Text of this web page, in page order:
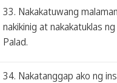
33. Nakakatuwang
nakikinig at nakakatuklas
Palad.
34. Nakatanggap ako ng